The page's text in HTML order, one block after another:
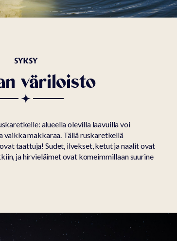
SYKSY
väriloisto
alueella olevilla laavuilla voi
vaikka makkaraa. Tällä ruskaretkellä
taattuja! Sudet, ilvekset, ketut ja naalit ovat
ja hirvieläimet ovat komeimmillaan suurine